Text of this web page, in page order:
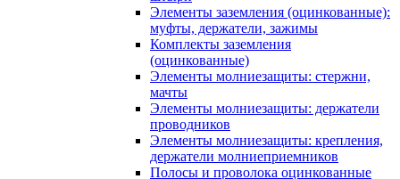
Элементы заземления (оцинкованные):
муфты, держатели, зажимы
Комплекты заземления
(оцинкованные)
Элементы молниезащиты: стержни,
мачты
Элементы молниезащиты: держатели
проводников
Элементы молниезащиты: крепления,
держатели молниеприемников
Полосы и проволока оцинкованные